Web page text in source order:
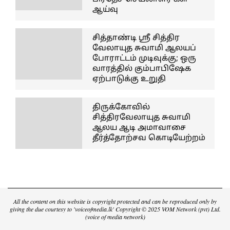
ஆய்வு
சித்தாண்டி ஸ்ரீ சித்திர
வேலாயுத சுவாமி ஆலயப்
போராட்டம் முடிவுக்கு; ஒரு
வாரத்தில் கும்பாபிஷேக
ஏற்பாடுக்கு உறுதி
திருக்கோவில்
சித்திரவேலாயுத சுவாமி
ஆலய ஆடி அமாவாசை
தீர்த்தோற்சவ கொடியேற்றம்
All the content on this website is copyright protected and can be reproduced only by
giving the due courtesy to 'voiceofmedia.lk' Copyright © 2025 VOM Network (pvt) Ltd.
(voice of media network)